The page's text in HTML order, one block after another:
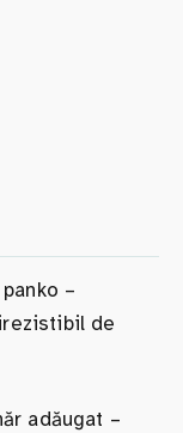
–
de
adăugat –